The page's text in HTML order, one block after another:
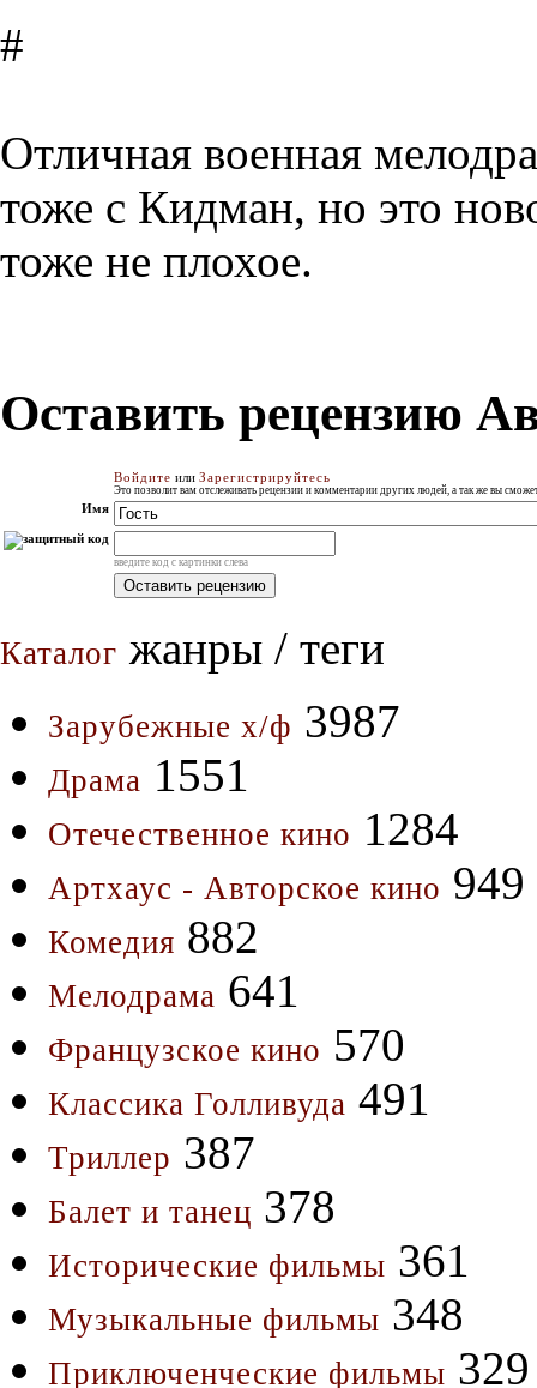
#
Отличная военная
тоже с Кидман, но это
тоже не плохое.
Оставить рецензию
Войдите или Зарегистрируйтесь
Это позволит вам отслеживать рецензии и комментарии других людей, а так же вы
Имя
введите код с картинки слева
Каталог жанры / теги
Зарубежные х/ф 3987
Драма 1551
Отечественное кино 1284
Артхаус - Авторское кино 949
Комедия 882
Мелодрама 641
Французское кино 570
Классика Голливуда 491
Триллер 387
Балет и танец 378
Исторические фильмы 361
Музыкальные фильмы 348
Приключенческие фильмы 329